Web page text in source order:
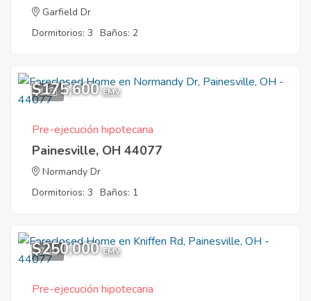
Garfield Dr
Dormitorios: 3 Baños: 2
1
$175,600 EMV
Pre-ejecución hipotecaria
Painesville, OH 44077
Normandy Dr
Dormitorios: 3 Baños: 1
7
$250,000 EMV
Pre-ejecución hipotecaria